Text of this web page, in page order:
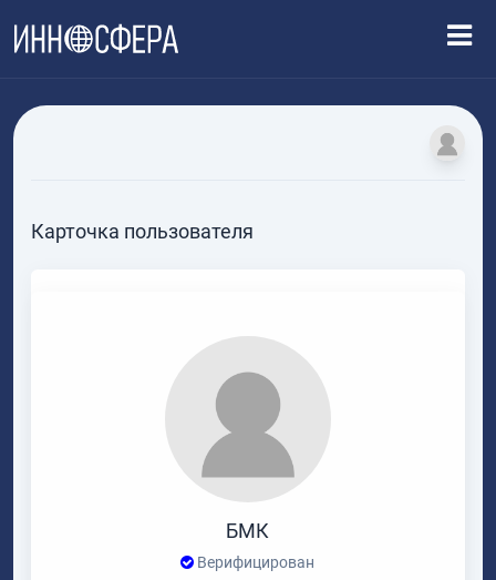
Карточка пользователя
БМК
Верифицирован